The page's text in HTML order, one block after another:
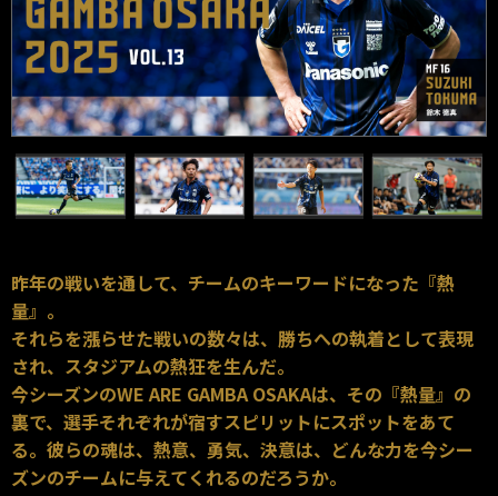
昨年の戦いを通して、チームのキーワードになった『熱
量』。
それらを漲らせた戦いの数々は、勝ちへの執着として表現
され、スタジアムの熱狂を生んだ。
今シーズンのWE ARE GAMBA OSAKAは、その『熱量』の
裏で、選手それぞれが宿すスピリットにスポットをあて
る。彼らの魂は、熱意、勇気、決意は、どんな力を今シー
ズンのチームに与えてくれるのだろうか。